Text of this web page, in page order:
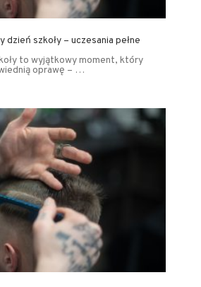
dzień szkoły – uczesania pełne
to wyjątkowy moment, który
oprawę – …